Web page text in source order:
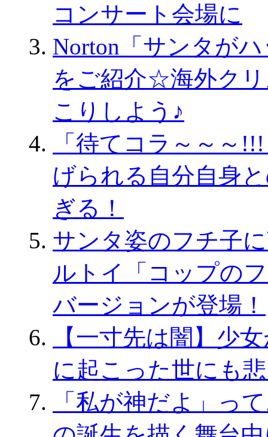
コンサート会場に
Norton「サンタが
をご紹介☆海外ク
こりしよう♪
「待てコラ～～～
げられる自分自身
ぎる！
サンタ姿のフチ子
ルトイ「コップの
バージョンが登場！
【一寸先は闇】少
に起こった世にも
「私が神だよ」っ